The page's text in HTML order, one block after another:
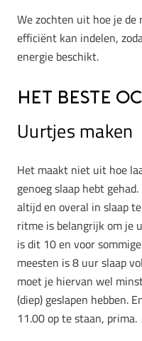
We zochten uit hoe je
efficiënt kan indelen,
energie beschikt.
Het beste
Uurtjes maken
Het maakt niet uit hoe
genoeg slaap hebt
altijd en overal in slaap
ritme is belangrijk om je
is dit 10 en voor
meesten is 8 uur slaap
moet je hiervan wel
(diep) geslapen hebben.
11.00 op te staan, prima.